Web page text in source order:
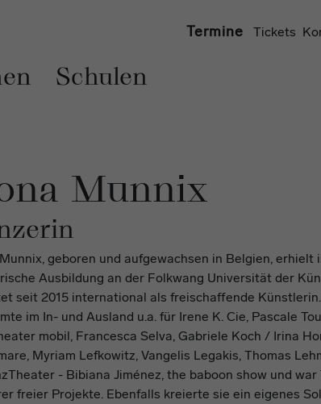
Schulen
Termine Tickets
Munnix
geboren und aufgewachsen in Belgien, erhielt
Ausbildung an der Folkwang Universität der
seit 2015 international als freischaffende
im In- und Ausland u.a. für Irene K. Cie, Pascale
mobil, Francesca Selva, Gabriele Koch / Irina
Myriam Lefkowitz, Vangelis Legakis, Thomas
- Bibiana Jiménez, the baboon show und war
freier Projekte. Ebenfalls kreierte sie ein eigenes